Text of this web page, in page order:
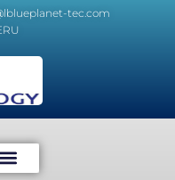
tec.com